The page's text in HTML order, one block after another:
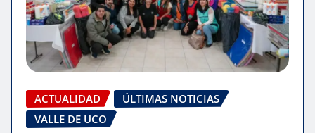
ACTUALIDAD
ÚLTIMAS NOTICIAS
VALLE DE UCO